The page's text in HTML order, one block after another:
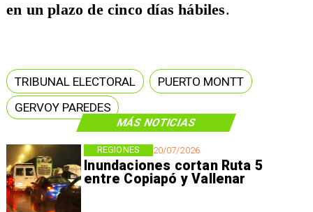
MÁS NOTICIAS
20/07/2026
Inundaciones cortan Ruta 5
entre Copiapó y Vallenar
REGIONES
en un plazo de cinco días hábiles.
TRIBUNAL ELECTORAL
PUERTO MONTT
GERVOY PAREDES